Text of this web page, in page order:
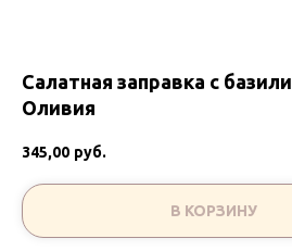
Салатная заправка с
Оливия
345,00 руб.
В КОРЗИНУ